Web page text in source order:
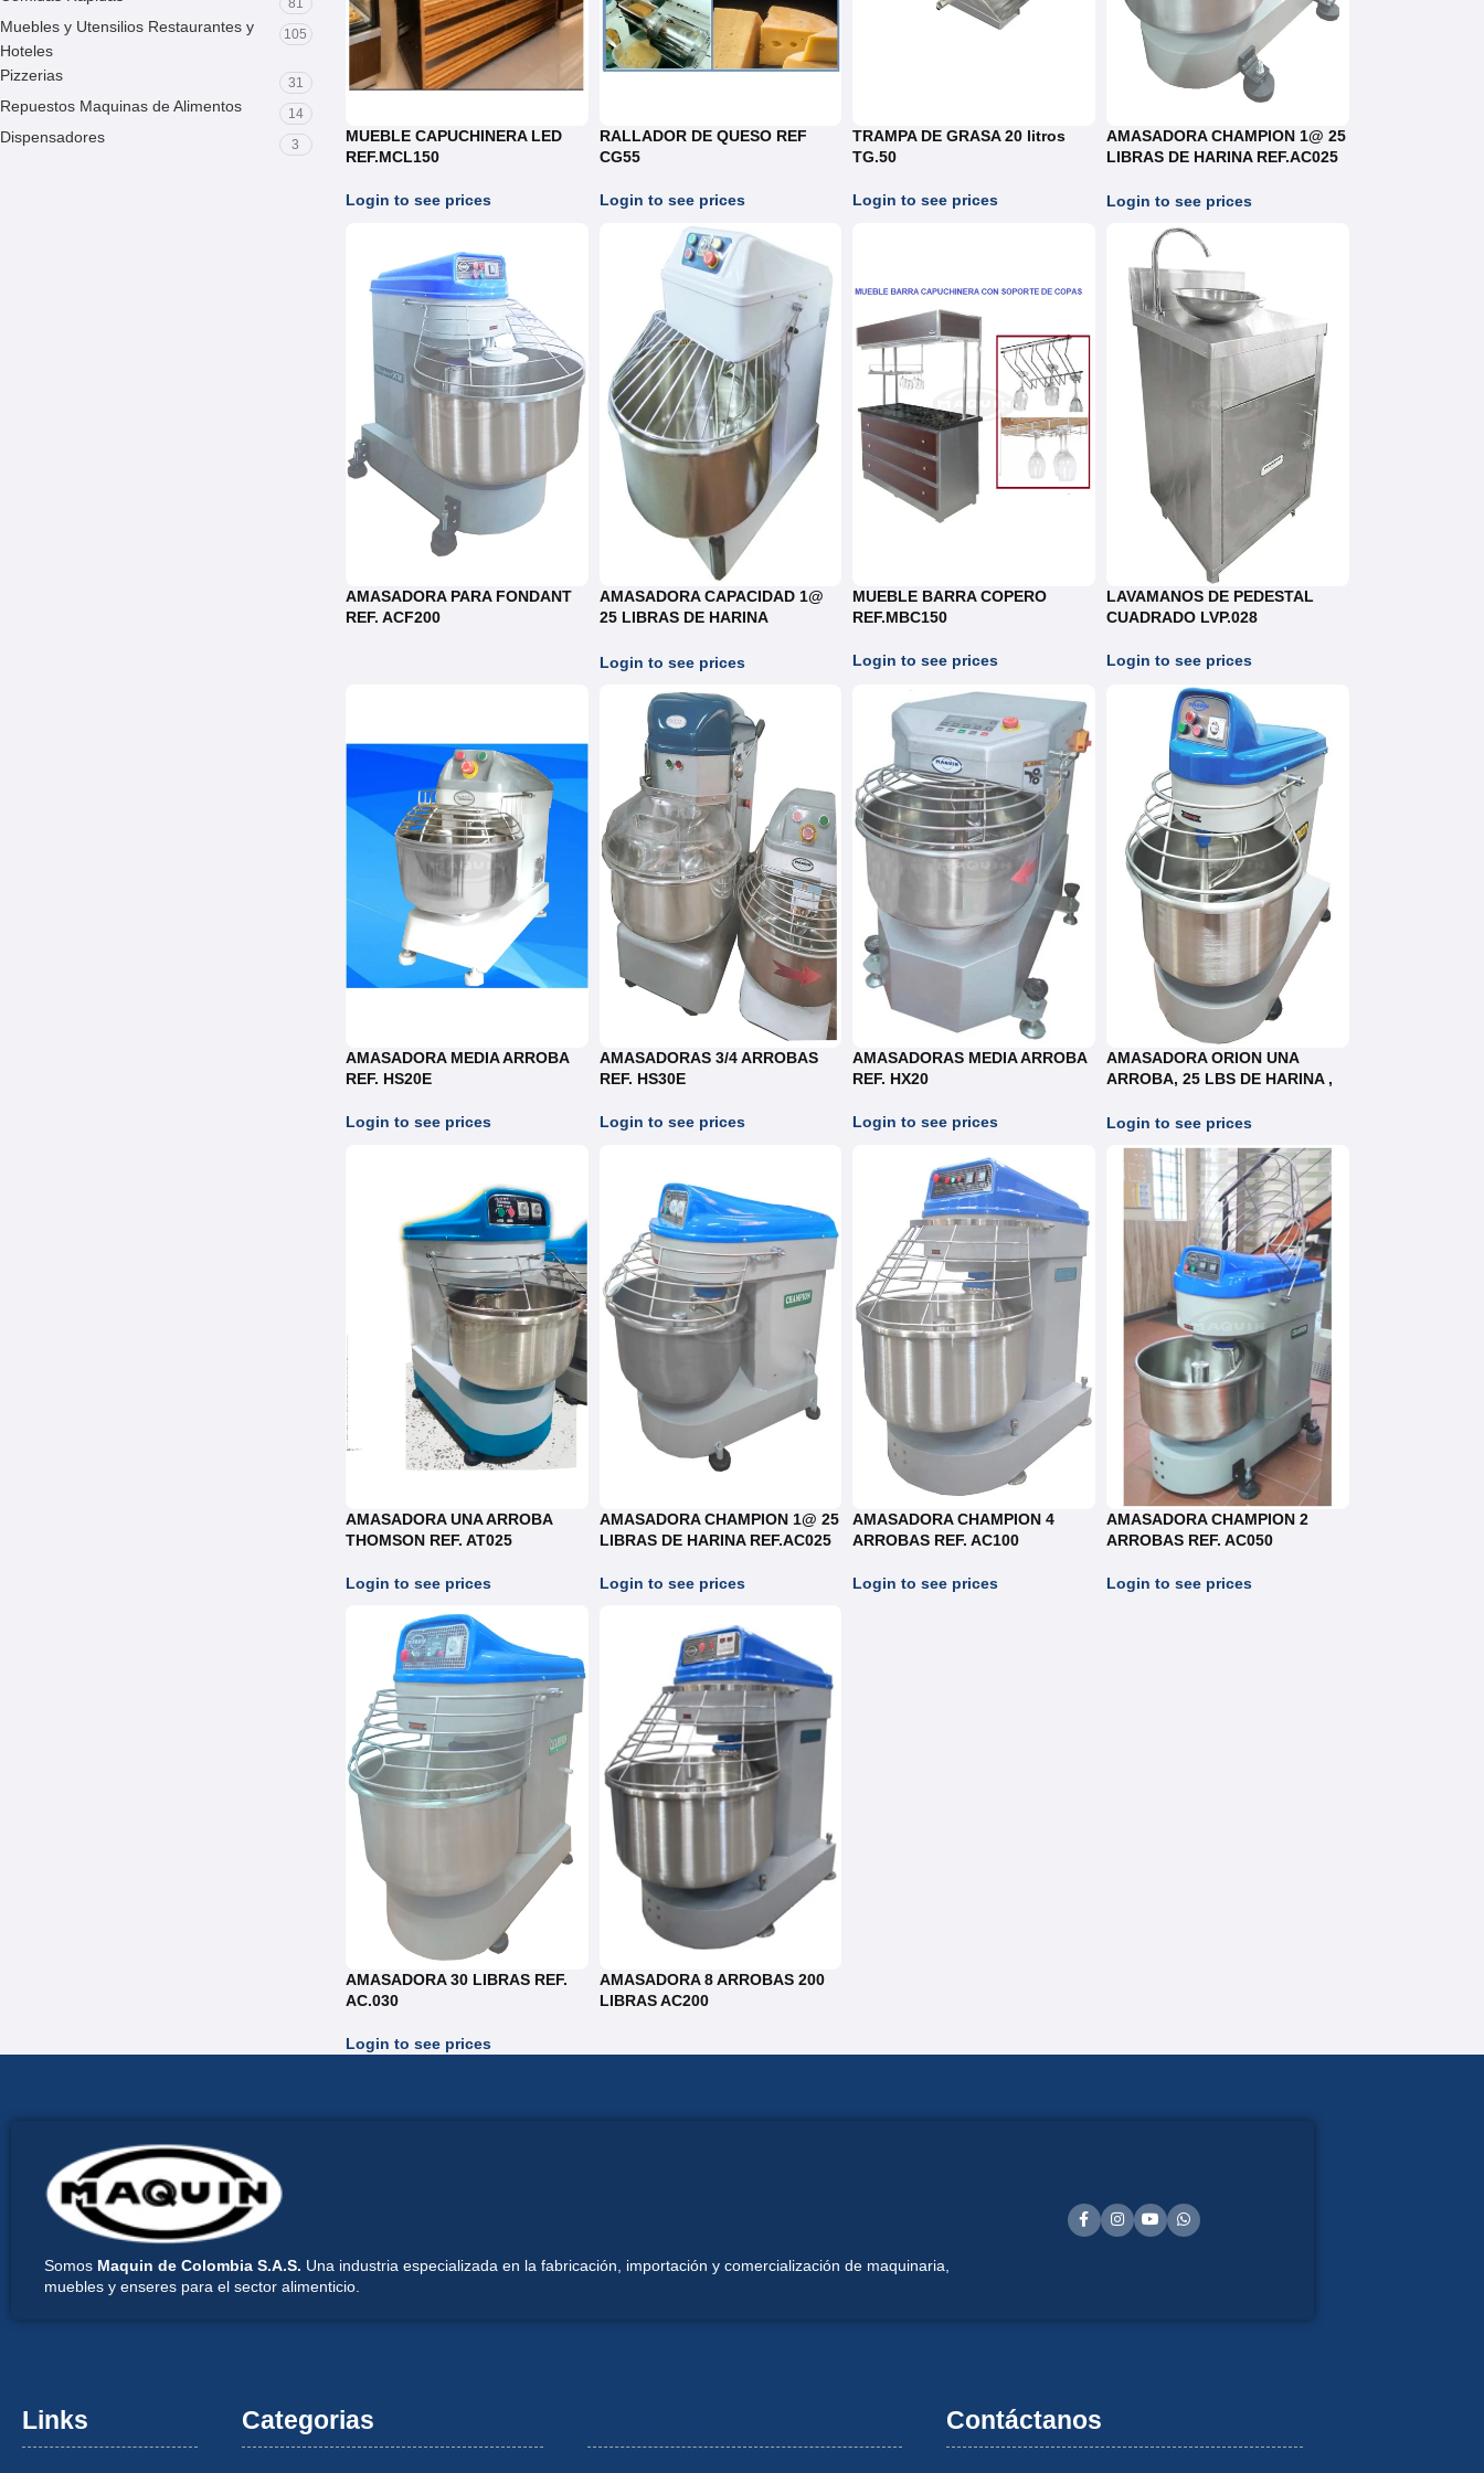
81
Muebles y Utensilios Restaurantes y
Hoteles
105
Pizzerias 31
Repuestos Maquinas de Alimentos 14
Dispensadores 3
MUEBLE CAPUCHINERA LED
REF.MCL150
Login to see prices
RALLADOR DE QUESO REF
CG55
Login to see prices
TRAMPA DE GRASA 20 litros
TG.50
Login to see prices
AMASADORA CHAMPION 1@ 25
LIBRAS DE HARINA REF.AC025
Login to see prices
AMASADORA PARA FONDANT
REF. ACF200
AMASADORA CAPACIDAD 1@
25 LIBRAS DE HARINA
Login to see prices
MUEBLE BARRA COPERO
REF.MBC150
Login to see prices
LAVAMANOS DE PEDESTAL
CUADRADO LVP.028
Login to see prices
AMASADORA MEDIA ARROBA
REF. HS20E
Login to see prices
AMASADORAS 3/4 ARROBAS
REF. HS30E
Login to see prices
AMASADORAS MEDIA ARROBA
REF. HX20
Login to see prices
AMASADORA ORION UNA
ARROBA, 25 LBS DE HARINA ,
Login to see prices
AMASADORA UNA ARROBA
THOMSON REF. AT025
Login to see prices
AMASADORA CHAMPION 1@ 25
LIBRAS DE HARINA REF.AC025
Login to see prices
AMASADORA CHAMPION 4
ARROBAS REF. AC100
Login to see prices
AMASADORA CHAMPION 2
ARROBAS REF. AC050
Login to see prices
AMASADORA 30 LIBRAS REF.
AC.030
Login to see prices
AMASADORA 8 ARROBAS 200
LIBRAS AC200
Somos Maquin de Colombia S.A.S. Una industria especializada en la fabricación, importación y comercialización de maquinaria,
muebles y enseres para el sector alimenticio.
Links Categorias Contáctanos